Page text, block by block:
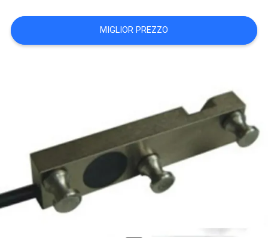
MAPPA
POLICY
MIGLIOR PREZZO